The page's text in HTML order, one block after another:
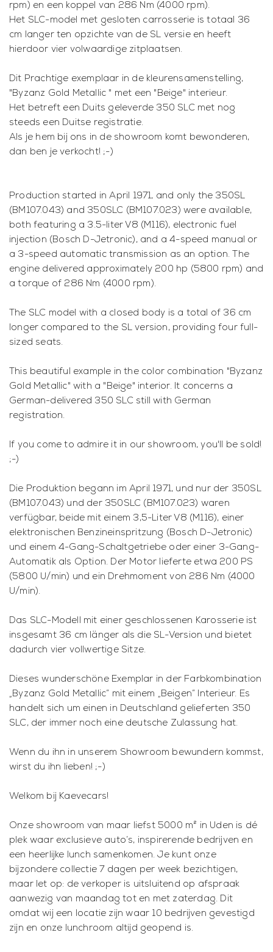
rpm) en een koppel van 286 Nm (4000 rpm).
Het SLC-model met gesloten carrosserie is totaal 36
cm langer ten opzichte van de SL versie en heeft
hierdoor vier volwaardige zitplaatsen.
Dit Prachtige exemplaar in de kleurensamenstelling,
"Byzanz Gold Metallic " met een "Beige" interieur.
Het betreft een Duits geleverde 350 SLC met nog
steeds een Duitse registratie.
Als je hem bij ons in de showroom komt bewonderen,
dan ben je verkocht! ;-)
Production started in April 1971, and only the 350SL
(BM107.043) and 350SLC (BM107.023) were available,
both featuring a 3.5-liter V8 (M116), electronic fuel
injection (Bosch D-Jetronic), and a 4-speed manual or
a 3-speed automatic transmission as an option. The
engine delivered approximately 200 hp (5800 rpm) and
a torque of 286 Nm (4000 rpm).
The SLC model with a closed body is a total of 36 cm
longer compared to the SL version, providing four full-
sized seats.
This beautiful example in the color combination "Byzanz
Gold Metallic" with a "Beige" interior. It concerns a
German-delivered 350 SLC still with German
registration.
If you come to admire it in our showroom, you'll be sold!
;-)
Die Produktion begann im April 1971, und nur der 350SL
(BM107.043) und der 350SLC (BM107.023) waren
verfügbar, beide mit einem 3,5-Liter V8 (M116), einer
elektronischen Benzineinspritzung (Bosch D-Jetronic)
und einem 4-Gang-Schaltgetriebe oder einer 3-Gang-
Automatik als Option. Der Motor lieferte etwa 200 PS
(5800 U/min) und ein Drehmoment von 286 Nm (4000
U/min).
Das SLC-Modell mit einer geschlossenen Karosserie ist
insgesamt 36 cm länger als die SL-Version und bietet
dadurch vier vollwertige Sitze.
Dieses wunderschöne Exemplar in der Farbkombination
„Byzanz Gold Metallic“ mit einem „Beigen“ Interieur. Es
handelt sich um einen in Deutschland gelieferten 350
SLC, der immer noch eine deutsche Zulassung hat.
Wenn du ihn in unserem Showroom bewundern kommst,
wirst du ihn lieben! ;-)
Welkom bij Kaevecars!
Onze showroom van maar liefst 5000 m² in Uden is dé
plek waar exclusieve auto’s, inspirerende bedrijven en
een heerlijke lunch samenkomen. Je kunt onze
bijzondere collectie 7 dagen per week bezichtigen,
maar let op: de verkoper is uitsluitend op afspraak
aanwezig van maandag tot en met zaterdag. Dit
omdat wij een locatie zijn waar 10 bedrijven gevestigd
zijn en onze lunchroom altijd geopend is.